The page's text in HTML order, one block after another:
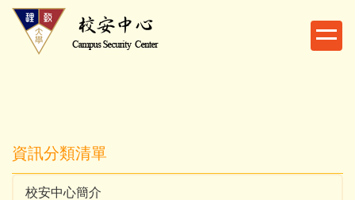
跳
資訊分類清單
校安中心簡介